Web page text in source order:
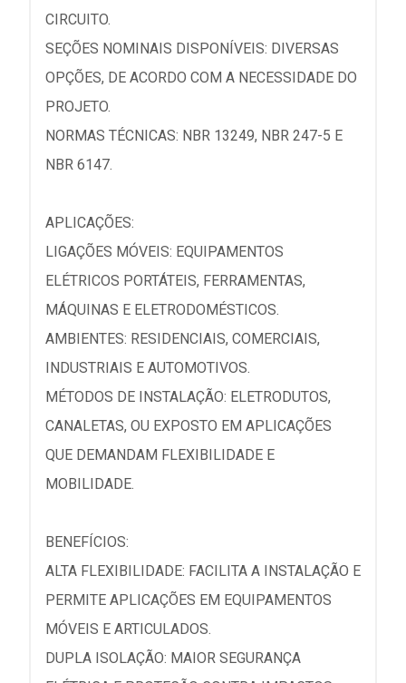
CIRCUITO.
SEÇÕES NOMINAIS DISPONÍVEIS: DIVERSAS
OPÇÕES, DE ACORDO COM A NECESSIDADE DO
PROJETO.
NORMAS TÉCNICAS: NBR 13249, NBR 247-5 E
NBR 6147.
APLICAÇÕES:
LIGAÇÕES MÓVEIS: EQUIPAMENTOS
ELÉTRICOS PORTÁTEIS, FERRAMENTAS,
MÁQUINAS E ELETRODOMÉSTICOS.
AMBIENTES: RESIDENCIAIS, COMERCIAIS,
INDUSTRIAIS E AUTOMOTIVOS.
MÉTODOS DE INSTALAÇÃO: ELETRODUTOS,
CANALETAS, OU EXPOSTO EM APLICAÇÕES
QUE DEMANDAM FLEXIBILIDADE E
MOBILIDADE.
BENEFÍCIOS:
ALTA FLEXIBILIDADE: FACILITA A INSTALAÇÃO E
PERMITE APLICAÇÕES EM EQUIPAMENTOS
MÓVEIS E ARTICULADOS.
DUPLA ISOLAÇÃO: MAIOR SEGURANÇA